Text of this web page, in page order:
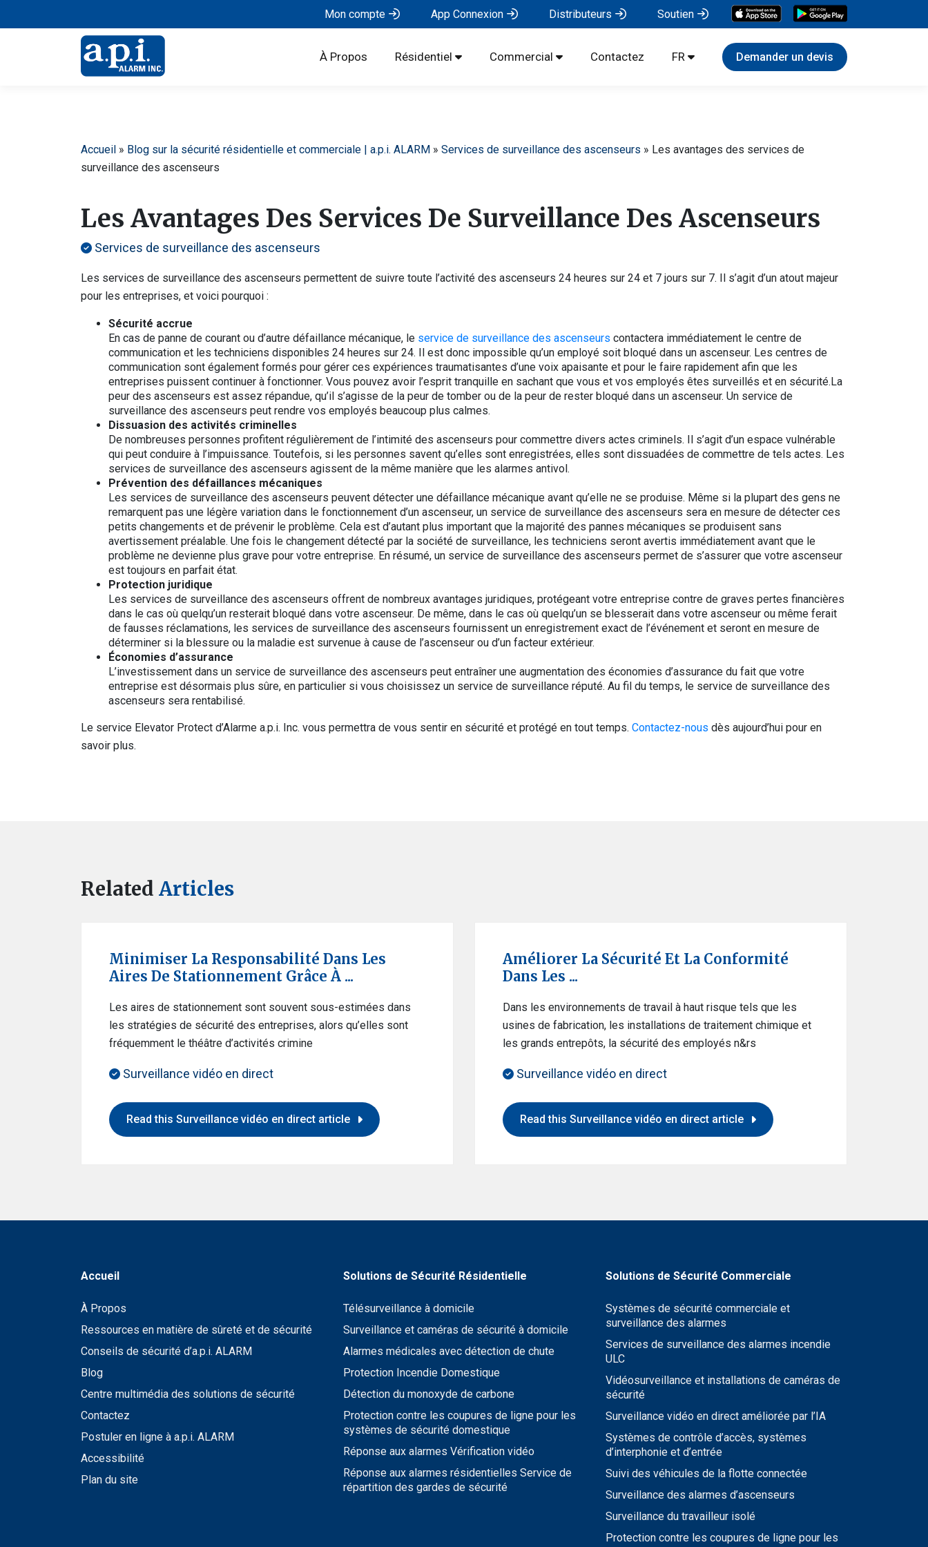
Mon compte App Connexion Distributeurs Soutien
À Propos Résidentiel Commercial Contactez FR
Accueil » Blog sur la sécurité résidentielle et commerciale | a.p.i. ALARM » Services de surveillance des ascenseurs » Les avantages des services de
surveillance des ascenseurs
Les Avantages Des Services De Surveillance Des Ascenseurs
Services de surveillance des ascenseurs
Les services de surveillance des ascenseurs permettent de suivre toute l’activité des ascenseurs 24 heures sur 24 et 7 jours sur 7. Il s’agit d’un atout majeur
pour les entreprises, et voici pourquoi :
Sécurité accrue
En cas de panne de courant ou d’autre défaillance mécanique, le service de surveillance des ascenseurs contactera immédiatement le centre de
communication et les techniciens disponibles 24 heures sur 24. Il est donc impossible qu’un employé soit bloqué dans un ascenseur. Les centres de
communication sont également formés pour gérer ces expériences traumatisantes d’une voix apaisante et pour le faire rapidement afin que les
entreprises puissent continuer à fonctionner. Vous pouvez avoir l’esprit tranquille en sachant que vous et vos employés êtes surveillés et en sécurité.La
peur des ascenseurs est assez répandue, qu’il s’agisse de la peur de tomber ou de la peur de rester bloqué dans un ascenseur. Un service de
surveillance des ascenseurs peut rendre vos employés beaucoup plus calmes.
Dissuasion des activités criminelles
De nombreuses personnes profitent régulièrement de l’intimité des ascenseurs pour commettre divers actes criminels. Il s’agit d’un espace vulnérable
qui peut conduire à l’impuissance. Toutefois, si les personnes savent qu’elles sont enregistrées, elles sont dissuadées de commettre de tels actes. Les
services de surveillance des ascenseurs agissent de la même manière que les alarmes antivol.
Prévention des défaillances mécaniques
Les services de surveillance des ascenseurs peuvent détecter une défaillance mécanique avant qu’elle ne se produise. Même si la plupart des gens ne
remarquent pas une légère variation dans le fonctionnement d’un ascenseur, un service de surveillance des ascenseurs sera en mesure de détecter ces
petits changements et de prévenir le problème. Cela est d’autant plus important que la majorité des pannes mécaniques se produisent sans
avertissement préalable. Une fois le changement détecté par la société de surveillance, les techniciens seront avertis immédiatement avant que le
problème ne devienne plus grave pour votre entreprise. En résumé, un service de surveillance des ascenseurs permet de s’assurer que votre ascenseur
est toujours en parfait état.
Protection juridique
Les services de surveillance des ascenseurs offrent de nombreux avantages juridiques, protégeant votre entreprise contre de graves pertes financières
dans le cas où quelqu’un resterait bloqué dans votre ascenseur. De même, dans le cas où quelqu’un se blesserait dans votre ascenseur ou même ferait
de fausses réclamations, les services de surveillance des ascenseurs fournissent un enregistrement exact de l’événement et seront en mesure de
déterminer si la blessure ou la maladie est survenue à cause de l’ascenseur ou d’un facteur extérieur.
Économies d’assurance
L’investissement dans un service de surveillance des ascenseurs peut entraîner une augmentation des économies d’assurance du fait que votre
entreprise est désormais plus sûre, en particulier si vous choisissez un service de surveillance réputé. Au fil du temps, le service de surveillance des
ascenseurs sera rentabilisé.
Le service Elevator Protect d’Alarme a.p.i. Inc. vous permettra de vous sentir en sécurité et protégé en tout temps. Contactez-nous dès aujourd’hui pour en
savoir plus.
Related Articles
Minimiser La Responsabilité Dans Les
Aires De Stationnement Grâce À ...
Les aires de stationnement sont souvent sous-estimées dans
les stratégies de sécurité des entreprises, alors qu’elles sont
fréquemment le théâtre d’activités crimine
Surveillance vidéo en direct
Read this Surveillance vidéo en direct article
Améliorer La Sécurité Et La Conformité
Dans Les ...
Dans les environnements de travail à haut risque tels que les
usines de fabrication, les installations de traitement chimique et
les grands entrepôts, la sécurité des employés n&rs
Surveillance vidéo en direct
Read this Surveillance vidéo en direct article
À Propos
Ressources en matière de sûreté et de sécurité
Conseils de sécurité d’a.p.i. ALARM
Blog
Centre multimédia des solutions de sécurité
Contactez
Postuler en ligne à a.p.i. ALARM
Accessibilité
Plan du site
Télésurveillance à domicile
Surveillance et caméras de sécurité à domicile
Alarmes médicales avec détection de chute
Protection Incendie Domestique
Détection du monoxyde de carbone
Protection contre les coupures de ligne pour les
systèmes de sécurité domestique
Réponse aux alarmes Vérification vidéo
Réponse aux alarmes résidentielles Service de
répartition des gardes de sécurité
Systèmes de sécurité commerciale et
surveillance des alarmes
Services de surveillance des alarmes incendie
ULC
Vidéosurveillance et installations de caméras de
sécurité
Surveillance vidéo en direct améliorée par l’IA
Systèmes de contrôle d’accès, systèmes
d’interphonie et d’entrée
Suivi des véhicules de la flotte connectée
Surveillance des alarmes d’ascenseurs
Surveillance du travailleur isolé
Protection contre les coupures de ligne pour les